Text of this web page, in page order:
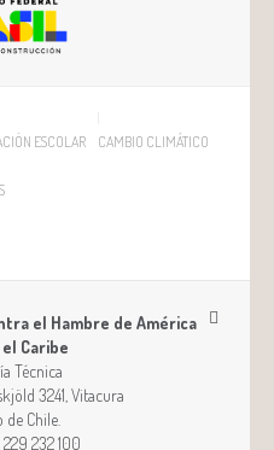
ESCOLAR CAMBIO CLIMÁTICO
el Hambre de América
Caribe
Técnica
3241, Vitacura
de Chile
232 100